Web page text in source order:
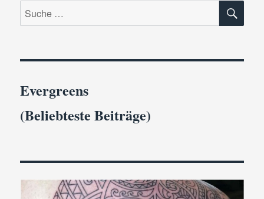
Suche
nach:
Evergreens
(Beliebteste Beiträge)